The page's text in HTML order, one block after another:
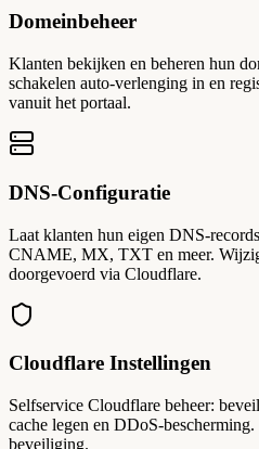
Domeinbeheer
Klanten bekijken en beheren hun
schakelen auto-verlenging in en
vanuit het portaal.
DNS-Configuratie
Laat klanten hun eigen DNS-
CNAME, MX, TXT en meer.
doorgevoerd via Cloudflare.
Cloudflare Instellingen
Selfservice Cloudflare beheer:
cache legen en DDoS-
beveiliging.